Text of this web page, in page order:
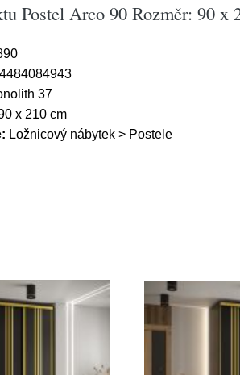
Postel Arco 90 Rozměr: 90
37
x 210 cm
Ložnicový nábytek > Postele